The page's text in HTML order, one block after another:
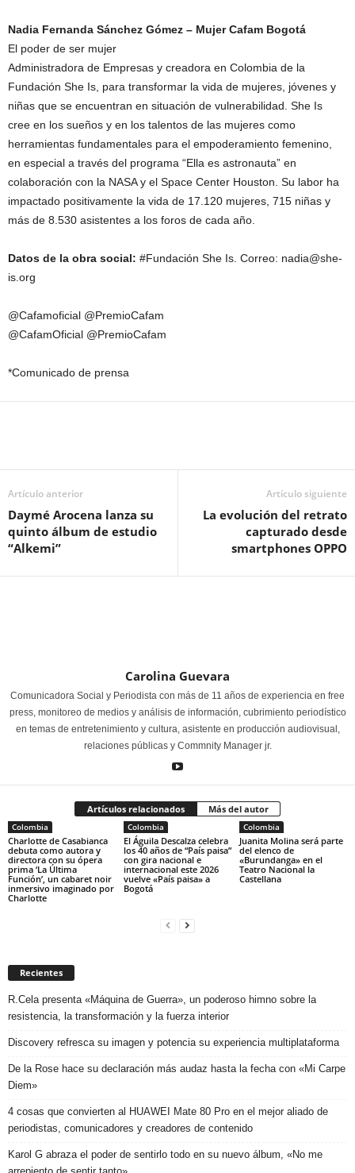
Nadia Fernanda Sánchez Gómez – Mujer Cafam Bogotá
El poder de ser mujer
Administradora de Empresas y creadora en Colombia de la
Fundación She Is, para transformar la vida de mujeres, jóvenes y
niñas que se encuentran en situación de vulnerabilidad. She Is
cree en los sueños y en los talentos de las mujeres como
herramientas fundamentales para el empoderamiento femenino,
en especial a través del programa “Ella es astronauta” en
colaboración con la NASA y el Space Center Houston. Su labor ha
impactado positivamente la vida de 17.120 mujeres, 715 niñas y
más de 8.530 asistentes a los foros de cada año.
Datos de la obra social: #Fundación She Is. Correo: nadia@she-
is.org
@Cafamoficial @PremioCafam
@CafamOficial @PremioCafam
*Comunicado de prensa
Artículo anterior
Daymé Arocena lanza su
quinto álbum de estudio
“Alkemi”
Artículo siguiente
La evolución del retrato
capturado desde
smartphones OPPO
Carolina Guevara
Comunicadora Social y Periodista con más de 11 años de experiencia en free
press, monitoreo de medios y análisis de información, cubrimiento periodístico
en temas de entretenimiento y cultura, asistente en producción audiovisual,
relaciones públicas y Commnity Manager jr.
Artículos relacionados Más del autor
Colombia
Charlotte de Casabianca
debuta como autora y
directora con su ópera
prima ‘La Última
Función’, un cabaret noir
inmersivo imaginado por
Charlotte
Colombia
El Águila Descalza celebra
los 40 años de “País paisa”
con gira nacional e
internacional este 2026
vuelve «País paisa» a
Bogotá
Colombia
Juanita Molina será parte
del elenco de
«Burundanga» en el
Teatro Nacional la
Castellana
Recientes
R.Cela presenta «Máquina de Guerra», un poderoso himno sobre la
resistencia, la transformación y la fuerza interior
Discovery refresca su imagen y potencia su experiencia multiplataforma
De la Rose hace su declaración más audaz hasta la fecha con «Mi Carpe
Diem»
4 cosas que convierten al HUAWEI Mate 80 Pro en el mejor aliado de
periodistas, comunicadores y creadores de contenido
Karol G abraza el poder de sentirlo todo en su nuevo álbum, «No me